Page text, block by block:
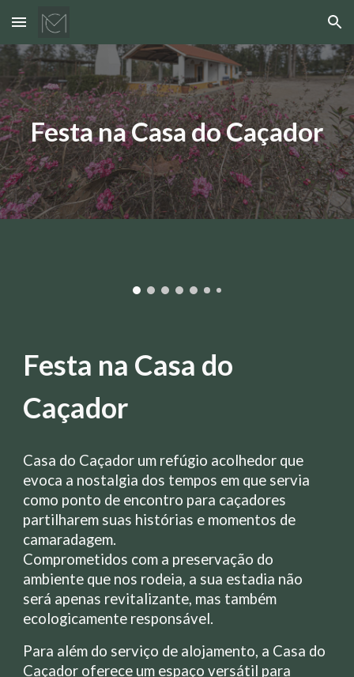
Skip to main content Skip to navigation
Festa na Casa do Caçador
Festa na Casa do
Caçador
Casa do Caçador um refúgio acolhedor que
evoca a nostalgia dos tempos em que servia
como ponto de encontro para caçadores
partilharem suas histórias e momentos de
camaradagem.
Comprometidos com a preservação do
ambiente que nos rodeia, a sua estadia não
será apenas revitalizante, mas também
ecologicamente responsável.
Para além do serviço de alojamento, a Casa do
Caçador oferece um espaço versátil para